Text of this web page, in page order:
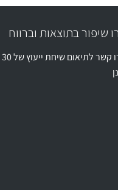
שיפור בתוצאות וברווח